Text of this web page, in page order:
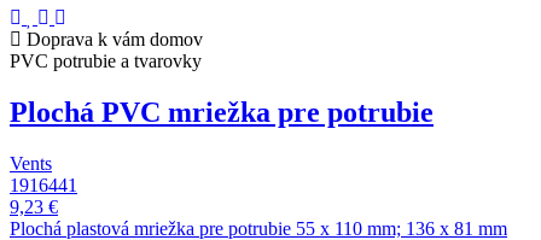
Doprava k vám domov
PVC potrubie a tvarovky
Plochá PVC mriežka pre potrubie
Vents
1916441
9,23 €
Plochá plastová mriežka pre potrubie 55 x 110 mm; 136 x 81 mm